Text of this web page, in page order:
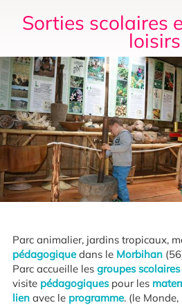
Sorties scolaires
loisirs
Parc animalier, jardins tropicaux,
pédagogique dans le Morbihan
Parc accueille les groupes scolaires
visitepédagogiquespour les
lienavec leprogramme. (le